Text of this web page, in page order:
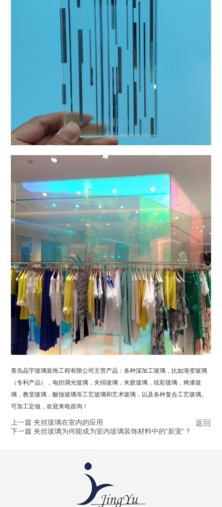
青岛晶宇玻璃装饰工程有限公司主营产品：各种深加工玻璃，比如渐变玻璃
（专利产品），电控调光玻璃，夹绢玻璃，夹胶玻璃，炫彩玻璃，烤漆玻
璃，教堂玻璃，酸蚀玻璃等工艺玻璃和艺术玻璃，以及各种复合工艺玻璃。
可加工定做，欢迎来电咨询！
返回
上一篇 夹丝玻璃在室内的应用
下一篇 夹丝玻璃为何能成为室内玻璃装饰材料中的“新宠”？